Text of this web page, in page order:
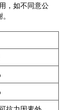
，如不同意公